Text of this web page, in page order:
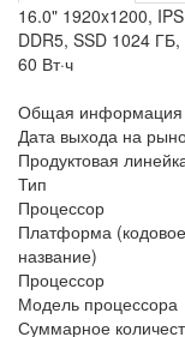
16.0" 1920x1200,
DDR5, SSD 1024
60 Вт·ч
Общая информация
Дата выхода на
Продуктовая
Тип
Процессор
Платформа (кодовое
название)
Процессор
Модель процессора
Суммарное